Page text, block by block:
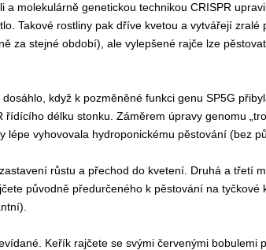
a molekulárně genetickou technikou CRISPR
Takové rostliny pak dříve kvetou a vytvářejí zralé
za stejné období), ale vylepšené rajče lze
když k pozměněné funkci genu SP5G
délku stonku. Záměrem úpravy genomu
vyhovovala hydroponickému pěstování (bez
růstu a přechod do kvetení. Druhá a třetí
původně předurčeného k pěstování na tyčkové
Keřík rajčete se svými červenými bobulemi